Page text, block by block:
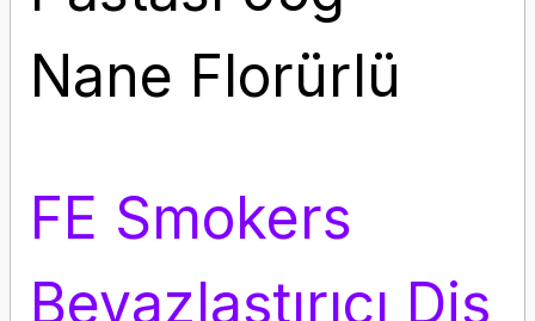
Nane Florürlü
FE Smokers
Beyazlaştırıcı Diş